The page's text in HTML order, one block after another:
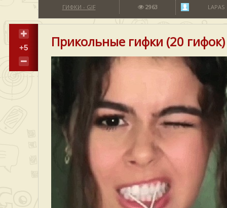
ГИФКИ - GIF 2963 LAPAS
+5 Прикольные гифки (20